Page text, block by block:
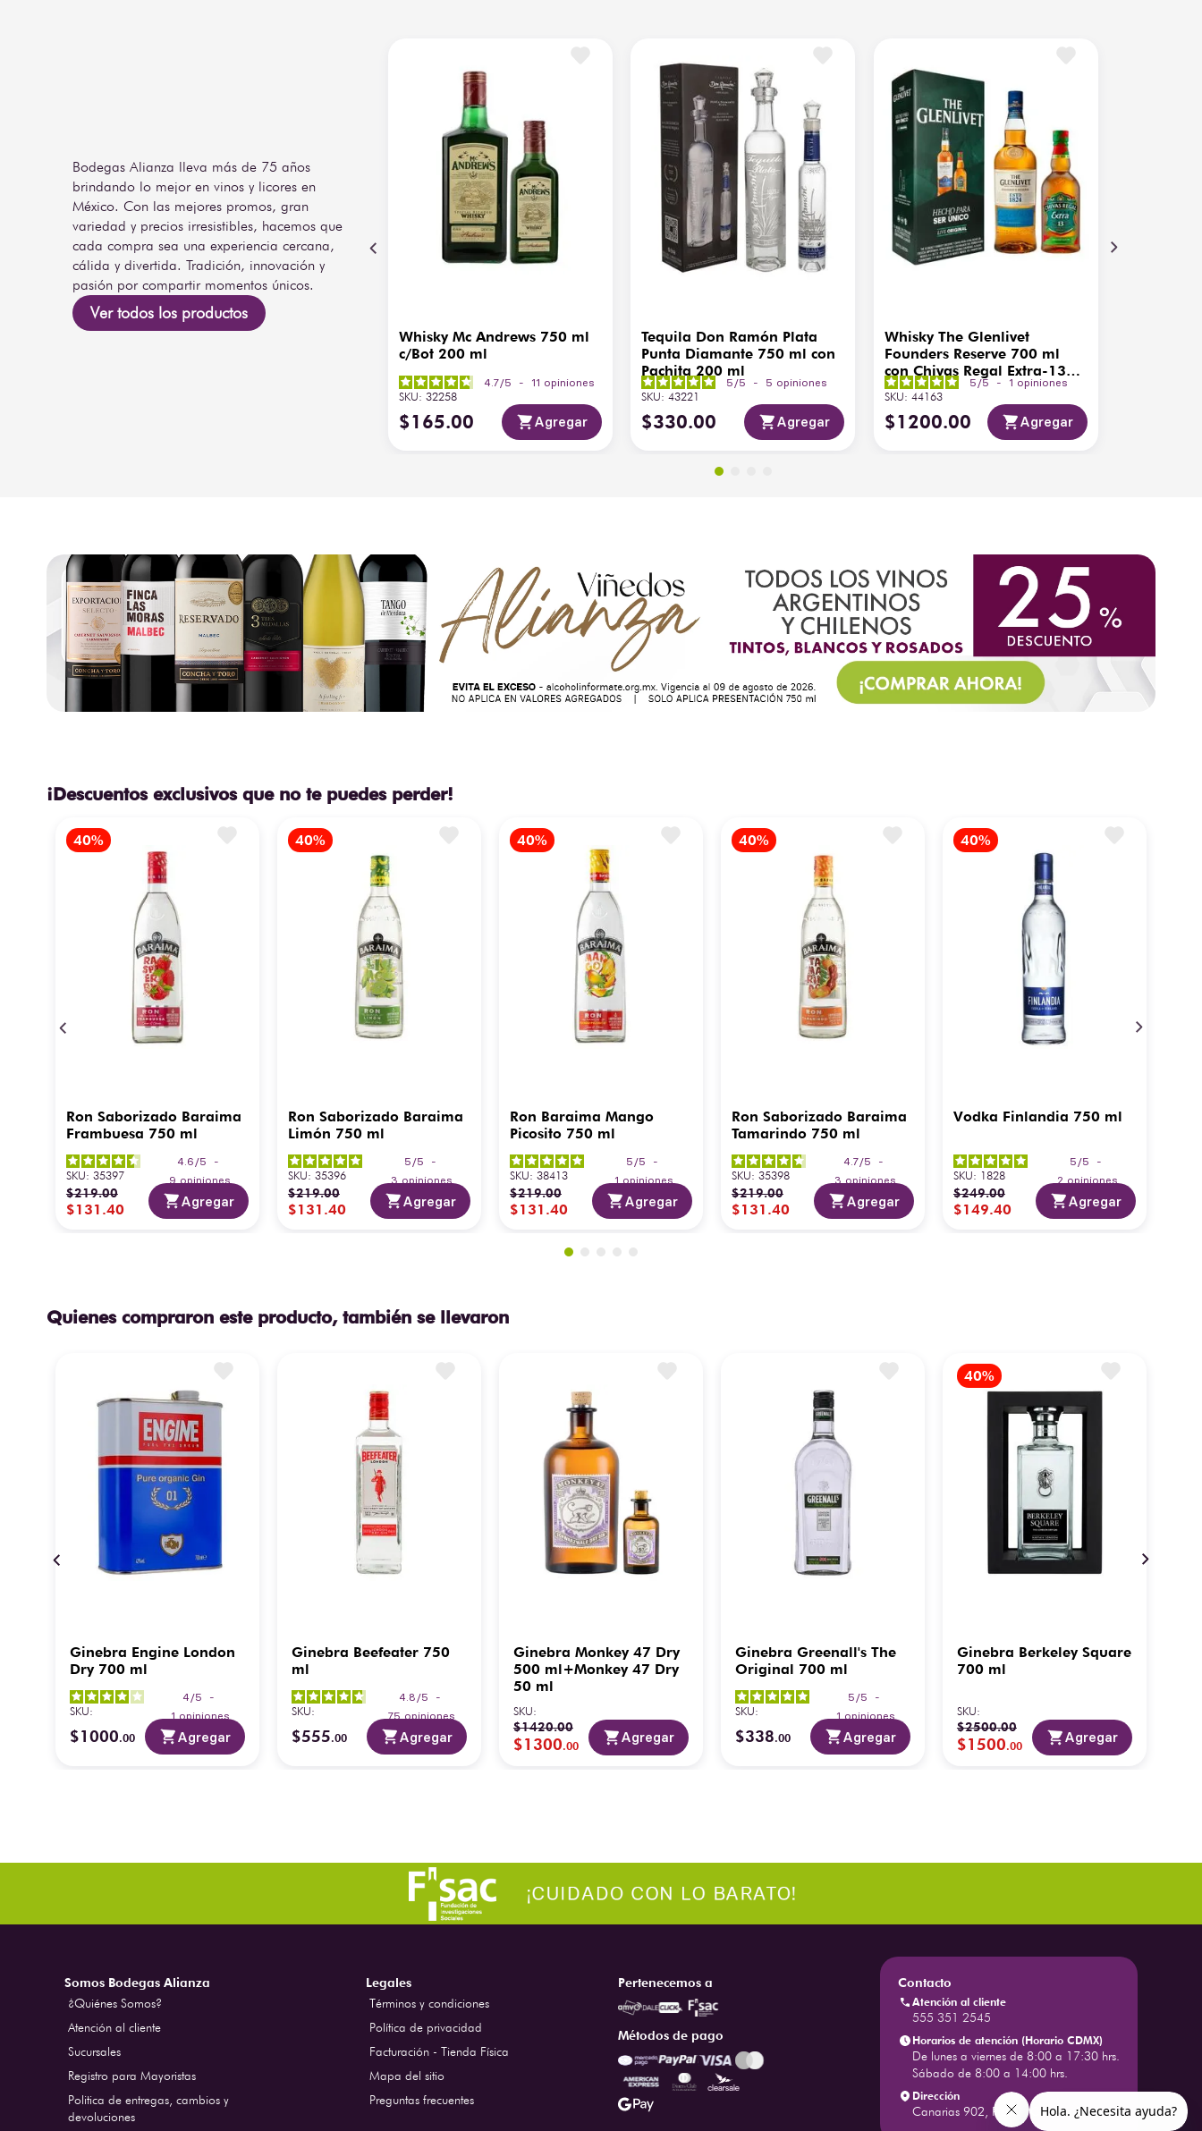
Bodegas Alianza lleva más de 75 años
brindando lo mejor en vinos y licores en
México. Con las mejores promos, gran
variedad y precios irresistibles, hacemos que
cada compra sea una experiencia cercana,
cálida y divertida. Tradición, innovación y
pasión por compartir momentos únicos.
Ver todos los productos
Whisky Mc Andrews 750 ml
c/Bot 200 ml
4.7/5 - 11 opiniones
SKU: 32258
$165.00 Agregar
Tequila Don Ramón Plata
Punta Diamante 750 ml con
Pachita 200 ml
5 /5 - 5 opiniones
SKU:43221
$330.00 Agregar
Whisky The Glenlivet
Founders Reserve 700 ml
con Chivas Regal Extra-13
200ml
5 /5 - 1 opiniones
SKU:44163
$1200.00 Agregar
¡Descuentos exclusivos que no te puedes perder!
Ron Saborizado Baraima
Frambuesa 750 ml
4.6 /5
-
9 opiniones
SKU: 35397
$219.00
$131 .40 Agregar
Ron Saborizado Baraima
Limón 750 ml
5 /5
-
3 opiniones
SKU: 35396
$219.00
$131 .40 Agregar
Ron Baraima Mango
Picosito 750 ml
5 /5
-
1 opiniones
SKU: 38413
$219.00
$131 .40 Agregar
Ron Saborizado Baraima
Tamarindo 750 ml
4.7/5
-
3 opiniones
SKU: 35398
$219.00
$131 .40 Agregar
Vodka Finlandia 750 ml
5 /5
-
2 opiniones
SKU: 1828
$249.00
$149.40 Agregar
Quienes compraron este producto, también se llevaron
Ginebra Engine London
Dry 700 ml
4 /5
-
1 opiniones
SKU:
$1000.00 Agregar
Ginebra Beefeater 750
ml
4.8 /5
-
75 opiniones
SKU:
$555.00 Agregar
Ginebra Monkey 47 Dry
500 ml+Monkey 47 Dry
50 ml
SKU:
$1420.00
$1300.00
Agregar
Ginebra Greenall's The
Original 700 ml
5 /5
-
1 opiniones
SKU:
$338.00 Agregar
Ginebra Berkeley Square
700 ml
SKU:
$2500.00
$1500.00
Agregar
Somos Bodegas Alianza
¿Quiénes Somos?
Atención al cliente
Sucursales
Registro para Mayoristas
Politica de entregas, cambios y
devoluciones
Legales
Términos y condiciones
Política de privacidad
Facturación - Tienda Física
Mapa del sitio
Preguntas frecuentes
Pertenecemos a
Métodos de pago
Contacto
Atención al cliente
555 351 2545
Horarios de atención (Horario CDMX)
De lunes a viernes de 8:00 a 17:30 hrs.
Sábado de 8:00 a 14:00 hrs.
Dirección
Canarias 902, Piso 1, Colonia Portales